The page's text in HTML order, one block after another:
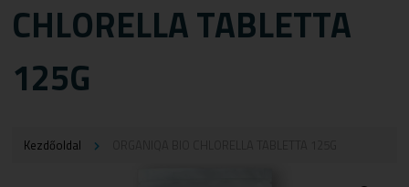
CHLORELLA TABLETTA
125G
Kezdőoldal